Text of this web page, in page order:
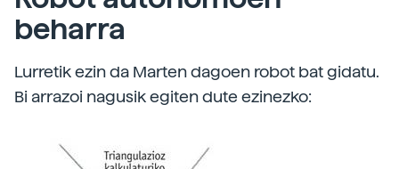
beharra
Lurretik ezin da Marten dagoen robot bat gidatu.
Bi arrazoi nagusik egiten dute ezinezko: